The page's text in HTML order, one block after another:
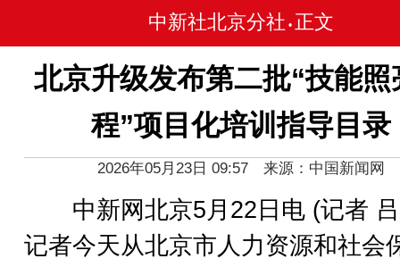
中新社北京分社 • 正文
北京升级发布第二批“技能照
程”项目化培训指导目录
2026年05月23日 09:57 来源：中国新闻网
中新网北京5月22日电 (记者
记者今天从北京市人力资源和社会